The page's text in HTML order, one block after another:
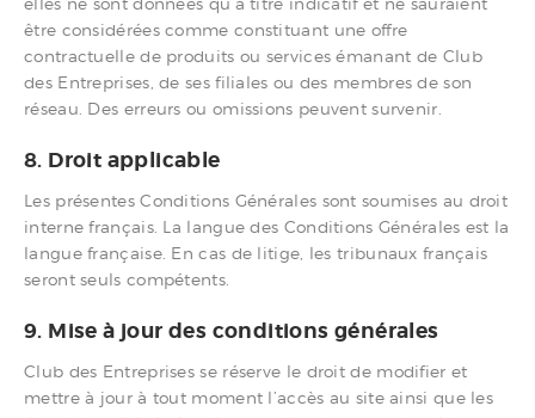
être considérées comme constituant une offre
contractuelle de produits ou services émanant de Club
des Entreprises, de ses filiales ou des membres de son
réseau. Des erreurs ou omissions peuvent survenir.
8. Droit applicable
Les présentes Conditions Générales sont soumises au droit
interne français. La langue des Conditions Générales est la
langue française. En cas de litige, les tribunaux français
seront seuls compétents.
9. Mise à jour des conditions générales
Club des Entreprises se réserve le droit de modifier et
mettre à jour à tout moment l’accès au site ainsi que les